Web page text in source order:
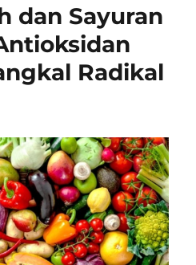
dan Sayuran
Radikal